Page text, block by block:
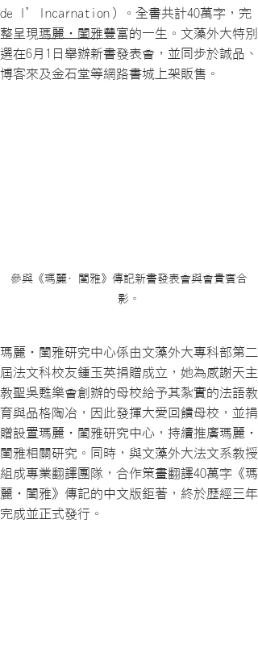
de l’Incarnation）。全書共計40萬字，完
整呈現瑪麗‧閨雅豐富的一生。文藻外大特別
選在6月1日舉辦新書發表會，並同步於誠品、
博客來及金石堂等網路書城上架販售。
參與《瑪麗·閨雅》傳記新書發表會與會貴賓合
影。
瑪麗‧閨雅研究中心係由文藻外大專科部第二
屆法文科校友鍾玉英捐贈成立，她為感謝天主
教聖吳甦樂會創辦的母校給予其紮實的法語教
育與品格陶冶，因此發揮大愛回饋母校，並捐
贈設置瑪麗‧閨雅研究中心，持續推廣瑪麗‧
閨雅相關研究。同時，與文藻外大法文系教授
組成專業翻譯團隊，合作策畫翻譯40萬字《瑪
麗‧閨雅》傳記的中文版鉅著，終於歷經三年
完成並正式發行。